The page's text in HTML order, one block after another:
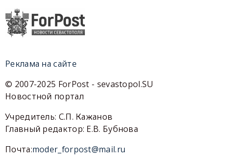
Реклама на сайте
© 2007-2025 ForPost - sevastopol.SU
Новостной портал
Учредитель: С.П. Кажанов
Главный редактор: Е.В. Бубнова
Почта:moder_forpost@mail.ru